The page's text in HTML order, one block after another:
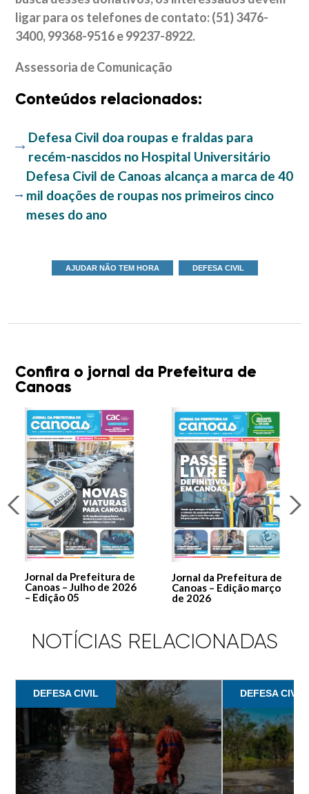
ligar para os telefones de contato: (51) 3476-
3400, 99368-9516 e 99237-8922.
Assessoria de Comunicação
Conteúdos relacionados:
Defesa Civil doa roupas e fraldas para
recém-nascidos no Hospital Universitário
Defesa Civil de Canoas alcança a marca de 40
mil doações de roupas nos primeiros cinco
meses do ano
AJUDAR NÃO TEM HORA DEFESA CIVIL
Confira o jornal da Prefeitura de
Canoas
Jornal da Prefeitura de
Canoas – Julho de 2026
– Edição 05
Jornal da Prefeitura de
Canoas – Edição março
de 2026
NOTÍCIAS RELACIONADAS
DEFESA CIVIL DEFESA CIVIL